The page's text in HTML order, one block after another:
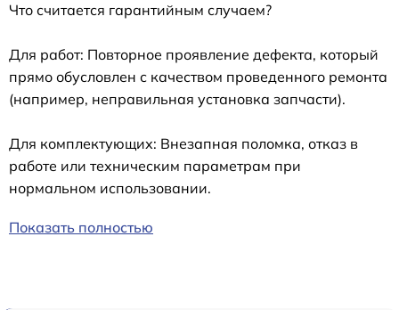
Что считается гарантийным случаем?
Для работ: Повторное проявление дефекта, который
прямо обусловлен с качеством проведенного ремонта
(например, неправильная установка запчасти).
Для комплектующих: Внезапная поломка, отказ в
работе или техническим параметрам при
нормальном использовании.
Показать полностью